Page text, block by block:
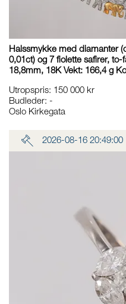
Halssmykke med diamanter
0,01ct) og 7 fiolette safirer,
18,8mm, 18K Vekt: 166,4 g
Utropspris: 150 000 kr
Budleder: -
Oslo Kirkegata
2026-08-16 20:49:00